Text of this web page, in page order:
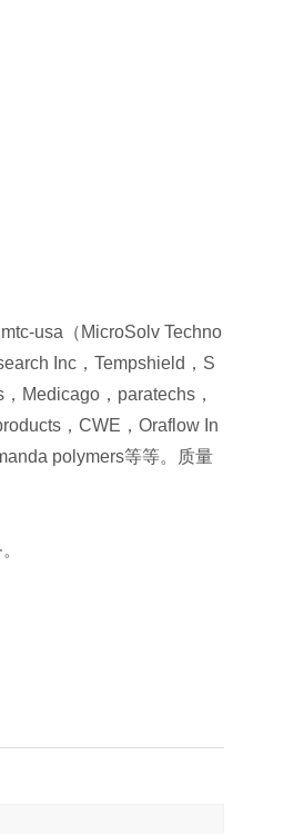
usa（MicroSolv Techno
Inc，Tempshield，S
Medicago，paratechs，
，CWE，Oraflow In
polymers等等。质量